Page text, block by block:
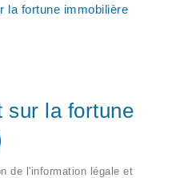
la fortune immobilière
sur la fortune
de l'information légale et